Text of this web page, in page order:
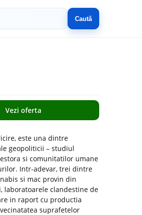
Caută
Vezi oferta
este una dintre
geopoliticii – studiul
si comunitatilor umane
Intr-adevar, trei dintre
si mac provin din
laboratoarele clandestine de
in raport cu productia
suprafetelor